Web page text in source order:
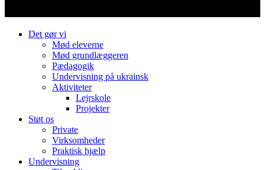
Det gør vi
Mød eleverne
Mød grundlæggeren
Pædagogik
Undervisning på ukrainsk
Aktiviteter
Lejrskole
Projekter
Støt os
Private
Virksomheder
Praktisk hjælp
Undervisning